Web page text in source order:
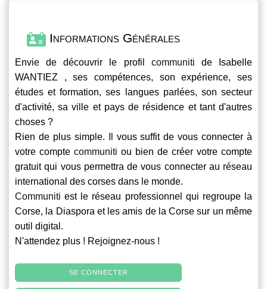
Informations Générales
Envie de découvrir le profil communiti de Isabelle
WANTIEZ , ses compétences, son expérience, ses
études et formation, ses langues parlées, son secteur
d'activité, sa ville et pays de résidence et tant d'autres
choses ?
Rien de plus simple. Il vous suffit de vous connecter à
votre compte communiti ou bien de créer votre compte
gratuit qui vous permettra de vous connecter au réseau
international des corses dans le monde.
Communiti est le réseau professionnel qui regroupe la
Corse, la Diaspora et les amis de la Corse sur un même
outil digital.
N'attendez plus ! Rejoignez-nous !
SE CONNECTER